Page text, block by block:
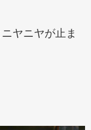
ヤニヤが止ま